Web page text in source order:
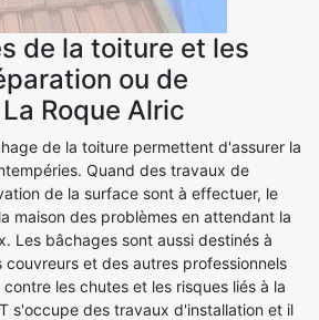
de la toiture et les
ou de
Roque Alric
de la toiture permettent d'assurer la
Quand des travaux de
de la surface sont à effectuer, le
maison des problèmes en attendant la
Les bâchages sont aussi destinés à
couvreurs et des autres professionnels
les chutes et les risques liés à la
s'occupe des travaux d'installation et il